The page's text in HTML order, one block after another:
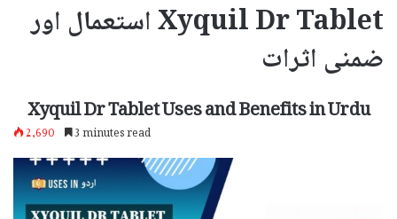
Xyquil Dr Tablet استعمال اور
ضمنی اثرات
Xyquil Dr Tablet Uses and Benefits in Urdu
2,690 3 minutes read